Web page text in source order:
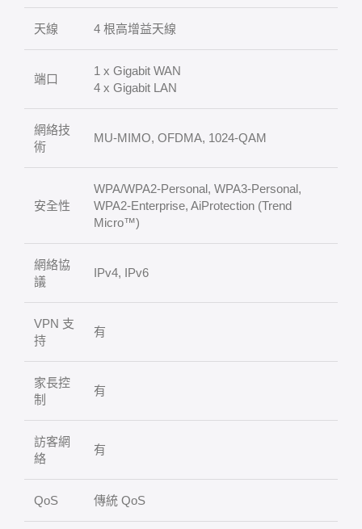
天線 4 根高增益天線
端口
1 x Gigabit WAN
4 x Gigabit LAN
網絡技
術
MU-MIMO, OFDMA, 1024-QAM
安全性
WPA/WPA2-Personal, WPA3-Personal,
WPA2-Enterprise, AiProtection (Trend
Micro™)
網絡協
議
IPv4, IPv6
VPN 支
持
有
家長控
制
有
訪客網
絡
有
QoS 傳統 QoS